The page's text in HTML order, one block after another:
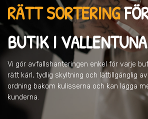
RÄTT SORTERING
BUTIK I VALLENTUNA
Vi gör avfallshanteringen enkel för varje
rätt kärl, tydlig skyltning och lättillgänglig
ordning bakom kulisserna och kan lägga
kunderna.